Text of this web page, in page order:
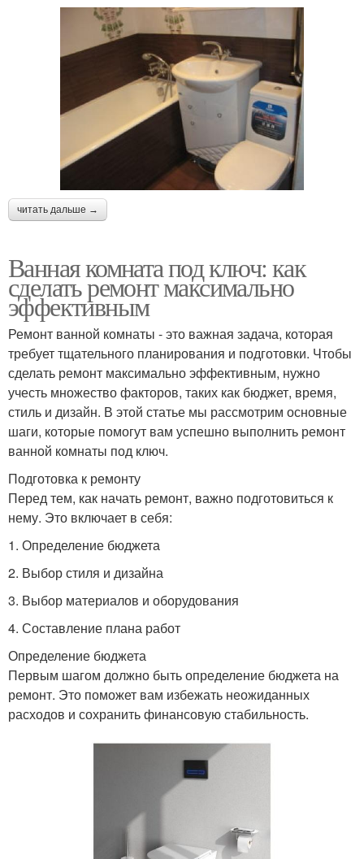
читать дальше →
Ванная комната под ключ: как
сделать ремонт максимально
эффективным
Ремонт ванной комнаты - это важная задача, которая
требует тщательного планирования и подготовки. Чтобы
сделать ремонт максимально эффективным, нужно
учесть множество факторов, таких как бюджет, время,
стиль и дизайн. В этой статье мы рассмотрим основные
шаги, которые помогут вам успешно выполнить ремонт
ванной комнаты под ключ.
Подготовка к ремонту
Перед тем, как начать ремонт, важно подготовиться к
нему. Это включает в себя:
1. Определение бюджета
2. Выбор стиля и дизайна
3. Выбор материалов и оборудования
4. Составление плана работ
Определение бюджета
Первым шагом должно быть определение бюджета на
ремонт. Это поможет вам избежать неожиданных
расходов и сохранить финансовую стабильность.